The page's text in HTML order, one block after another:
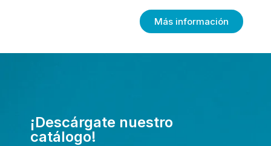
Más información
¡Descárgate nuestro
catálogo!